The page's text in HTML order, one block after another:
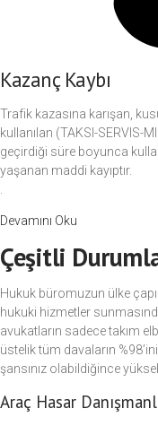
Kazanç Kaybı
Trafik kazasına karışan,
kullanılan (TAKSI-SERVIS-
geçirdiği süre boyunca
yaşanan maddi kayıptır.
Devamını Oku
Çeşitli
Hukuk büromuzun ülke
hukuki hizmetler
avukatların sadece takım
üstelik tüm davaların
şansınız olabildiğince
Araç Hasar